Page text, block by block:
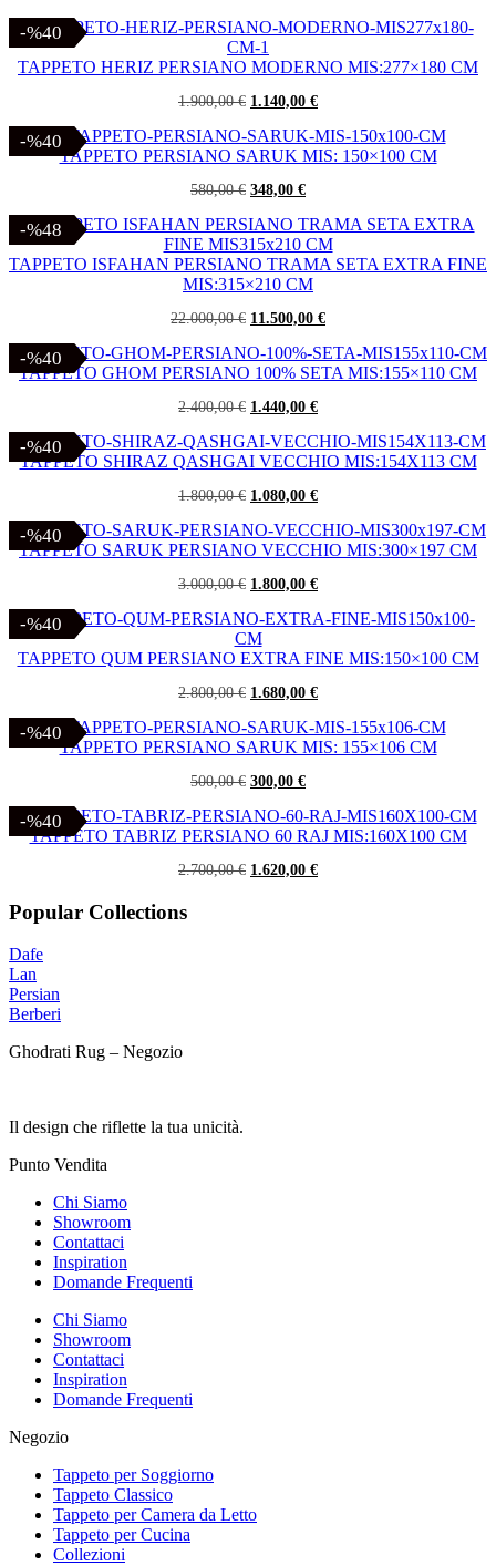
originale
era:
3.800,00 €.
attuale
2.900,00 €.
-%40
-%40
TAPPETO HERIZ PERSIANO MODERNO MIS:277×180 CM
1.900,00€ Il
originale
era:
1.140,00 €Il
attuale
è:
-%40
-%40
TAPPETO PERSIANO SARUK MIS: 150×100 CM
580,00€ Il
originale
era:
580,00 €.
348,00 €Il
attuale
è:
348,00 €.
-%48
-%48
TAPPETO ISFAHAN PERSIANO TRAMA SETA EXTRA FINE
MIS:315×210 CM
22.000,00€ Il
originale
era:
11.500,00 €Il
attuale
è:
-%40
-%40
TAPPETO GHOM PERSIANO 100% SETA MIS:155×110 CM
2.400,00€ Il
originale
era:
1.440,00 €Il
attuale
è:
-%40
-%40
TAPPETO SHIRAZ QASHGAI VECCHIO MIS:154X113 CM
1.800,00€ Il
originale
era:
1.080,00 €Il
attuale
è:
-%40
-%40
TAPPETO SARUK PERSIANO VECCHIO MIS:300×197 CM
3.000,00€ Il
originale
era:
3.000,00 €.
1.800,00 €Il
attuale
1.800,00 €.
-%40
-%40
TAPPETO QUM PERSIANO EXTRA FINE MIS:150×100 CM
2.800,00€ Il
originale
era:
1.680,00 €Il
attuale
è:
-%40
-%40
TAPPETO PERSIANO SARUK MIS: 155×106 CM
500,00€ Il
originale
era:
300,00 €Il
attuale
è:
-%40
-%40
TAPPETO TABRIZ PERSIANO 60 RAJ MIS:160X100 CM
2.700,00€ Il1.620,00 €Il
Popular Collections
Dafe
Lan
Persian
Berberi
Ghodrati Rug – Negozio
Il design che riflette la tua unicità.
Punto Vendita
Chi Siamo
Showroom
Contattaci
Inspiration
Domande Frequenti
Chi Siamo
Showroom
Contattaci
Inspiration
Domande Frequenti
Negozio
Tappeto per Soggiorno
Tappeto Classico
Tappeto per Camera da Letto
Tappeto per Cucina
Collezioni